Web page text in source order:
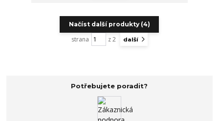
Načíst další produkty (4)
strana z 2 další
Potřebujete poradit?